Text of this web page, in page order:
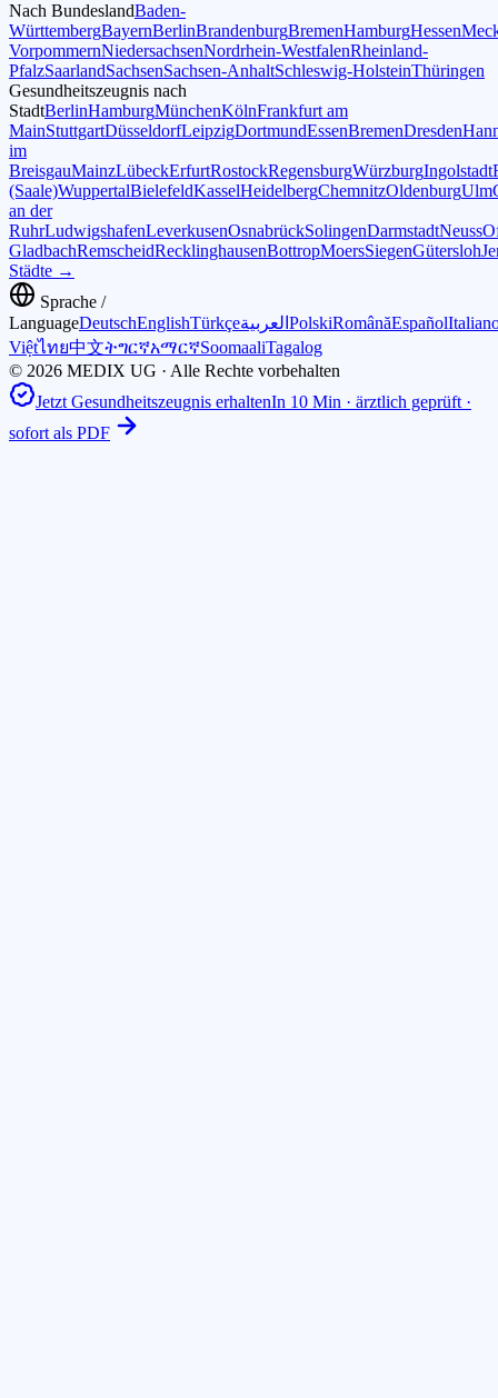
Nach BundeslandBaden-
WürttembergBayernBerlinBrandenburgBremenHamburgHessen
VorpommernNiedersachsenNordrhein-WestfalenRheinland-
PfalzSaarlandSachsenSachsen-AnhaltSchleswig-HolsteinThüringen
Gesundheitszeugnis nach
StadtBerlinHamburgMünchenKölnFrankfurt am
MainStuttgartDüsseldorfLeipzigDortmundEssenBremenDresden
im
BreisgauMainzLübeckErfurtRostockRegensburgWürzburgIngolstadt
(Saale)WuppertalBielefeldKasselHeidelbergChemnitzOldenburgUlm
an der
RuhrLudwigshafenLeverkusenOsnabrückSolingenDarmstadtNeuss
GladbachRemscheidRecklinghausenBottropMoersSiegenGütersloh
Städte →
Sprache /
LanguageDeutschEnglishTürkçeالعربية PolskiRomânăEspañol
Việtไทย中文ትግርኛአማርኛSoomaaliTagalog
© 2026 MEDIX UG · Alle Rechte vorbehalten
Jetzt Gesundheitszeugnis erhaltenIn 10 Min · ärztlich geprüft ·
sofort als PDF